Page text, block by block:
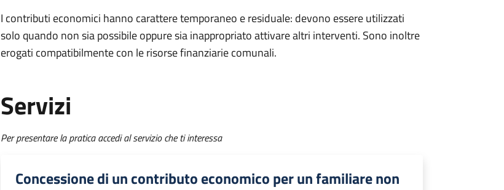
I contributi economici hanno carattere temporaneo e residuale: devono essere utilizzati
solo quando non sia possibile oppure sia inappropriato attivare altri interventi. Sono inoltre
erogati compatibilmente con le risorse finanziarie comunali.
Servizi
Per presentare la pratica accedi al servizio che ti interessa
Concessione di un contributo economico per un familiare non